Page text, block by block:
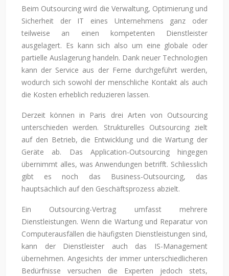
Beim Outsourcing wird die Verwaltung, Optimierung und
Sicherheit der IT eines Unternehmens ganz oder
teilweise an einen kompetenten Dienstleister
ausgelagert. Es kann sich also um eine globale oder
partielle Auslagerung handeln. Dank neuer Technologien
kann der Service aus der Ferne durchgeführt werden,
wodurch sich sowohl der menschliche Kontakt als auch
die Kosten erheblich reduzieren lassen.
Derzeit können in Paris drei Arten von Outsourcing
unterschieden werden. Strukturelles Outsourcing zielt
auf den Betrieb, die Entwicklung und die Wartung der
Geräte ab. Das Application-Outsourcing hingegen
übernimmt alles, was Anwendungen betrifft. Schliesslich
gibt es noch das Business-Outsourcing, das
hauptsächlich auf den Geschäftsprozess abzielt.
Ein Outsourcing-Vertrag umfasst mehrere
Dienstleistungen. Wenn die Wartung und Reparatur von
Computerausfällen die häufigsten Dienstleistungen sind,
kann der Dienstleister auch das IS-Management
übernehmen. Angesichts der immer unterschiedlicheren
Bedürfnisse versuchen die Experten jedoch stets,